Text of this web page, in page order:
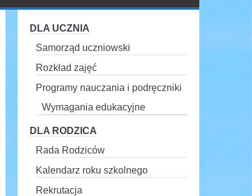
DLA UCZNIA
Samorząd uczniowski
Rozkład zajęć
Programy nauczania i podręczniki
Wymagania edukacyjne
DLA RODZICA
Rada Rodziców
Kalendarz roku szkolnego
Rekrutacja